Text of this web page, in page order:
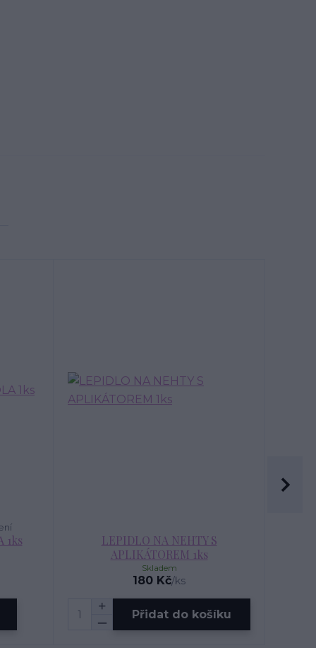
1ks
LEPIDLO NA NEHTY S
APLIKÁTOREM 1ks
180 Kč/ks
Skladem
Přidat do košíku